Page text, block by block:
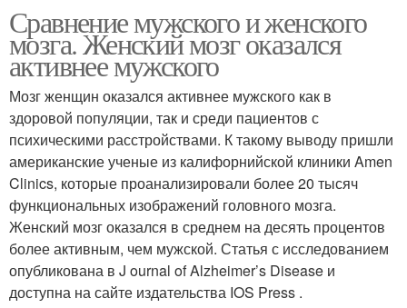
Сравнение мужского и женского
мозга. Женский мозг оказался
активнее мужского
Мозг женщин оказался активнее мужского как в
здоровой популяции, так и среди пациентов с
психическими расстройствами. К такому выводу пришли
американские ученые из калифорнийской клиники Amen
Clinics, которые проанализировали более 20 тысяч
функциональных изображений головного мозга.
Женский мозг оказался в среднем на десять процентов
более активным, чем мужской. Статья с исследованием
опубликована в J ournal of Alzheimer’s Disease и
доступна на сайте издательства IOS Press .